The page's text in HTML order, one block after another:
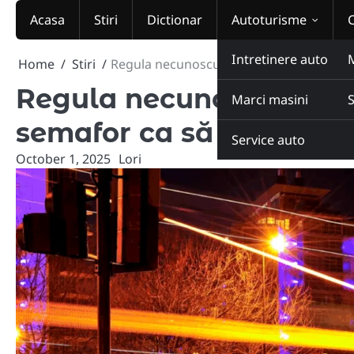
Skip
Acasa Stiri Dictionar Autoturisme
Intretinere auto
Marci masini
Service auto
Home Stiri Regula necunoscută în 2025: ce
Regula necunoscută în
semafor ca să nu
October 1, 2025 Lori